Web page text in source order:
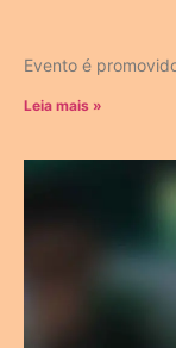
Evento é
Leia mais »